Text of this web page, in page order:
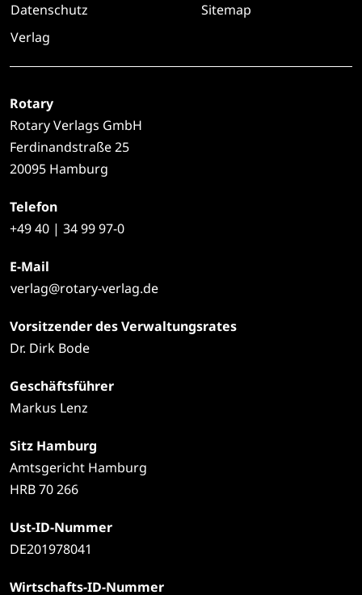
Datenschutz
Sitemap
Verlag
Rotary
Rotary Verlags GmbH
Ferdinandstraße 25
20095 Hamburg
Telefon
+4940 | 34 99 97-0
E-Mail
verlag@rotary-verlag.de
Vorsitzender des Verwaltungsrates
Dr. Dirk Bode
Geschäftsführer
Markus Lenz
Sitz Hamburg
Amtsgericht Hamburg
HRB 70 266
Ust-ID-Nummer
DE201978041
Wirtschafts-ID-Nummer